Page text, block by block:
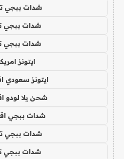
شدات ببجي
شدات ببجي
شدات ببجي
ايتونز
ايتونز سعودي
شحن يلا لودو
شدات ببجي
شدات ببجي
شدات ببجي